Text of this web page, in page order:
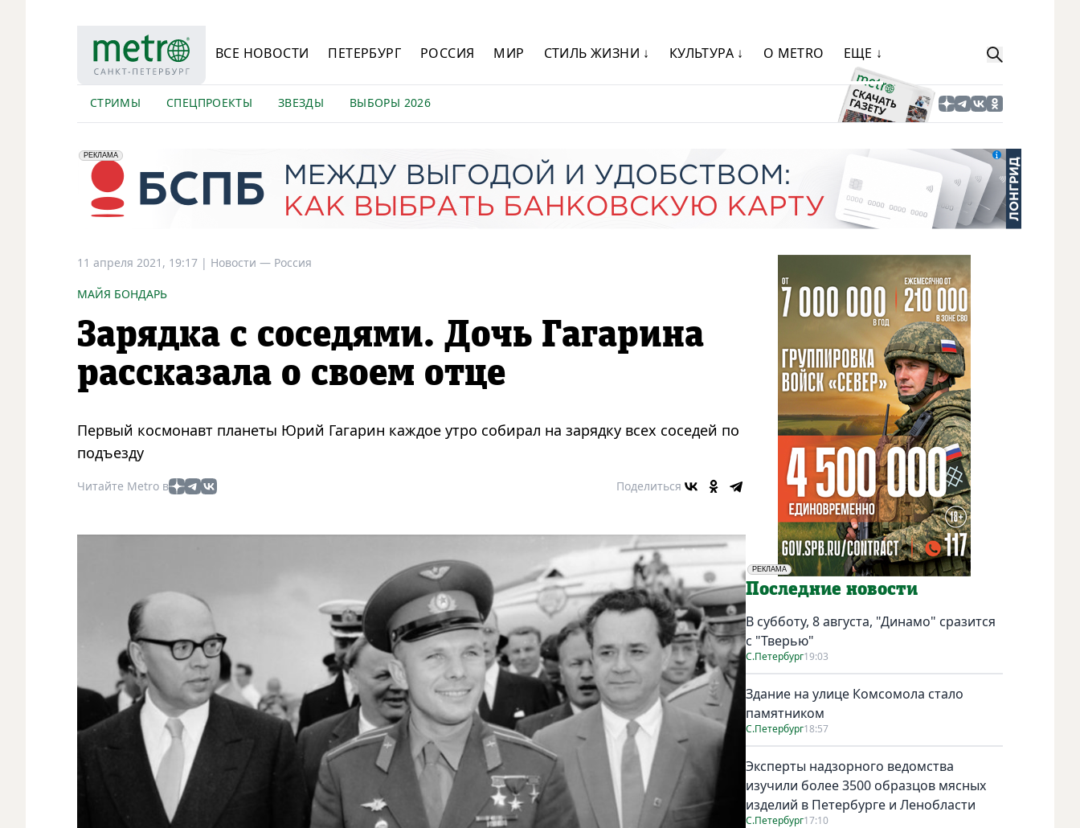
ВСЕ НОВОСТИ ПЕТЕРБУРГ РОССИЯ МИР СТИЛЬ ЖИЗНИ ↓ КУЛЬТУРА ↓ О METRO ЕЩЕ ↓
СТРИМЫ СПЕЦПРОЕКТЫ ЗВЕЗДЫ ВЫБОРЫ 2026
erid: 2VfnxyFybV5
РЕКЛАМА
ПАО "Банк "Санкт-Петербург", ИНН: 7831000027
11 апреля 2021, 19:17 | Новости — Россия
МАЙЯ БОНДАРЬ
Зарядка с соседями. Дочь Гагарина
рассказала о своем отце
Первый космонавт планеты Юрий Гагарин каждое утро собирал на зарядку всех соседей по
подъезду
Читайте Metro в Поделиться
РЕКЛАМА
Социальная реклама
Последние новости
В субботу, 8 августа, "Динамо" сразится
с "Тверью"
С.Петербург19:03
Здание на улице Комсомола стало
памятником
С.Петербург18:57
Эксперты надзорного ведомства
изучили более 3500 образцов мясных
изделий в Петербурге и Ленобласти
С.Петербург17:10